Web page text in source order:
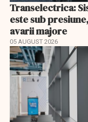
Transelectrica:
este sub
avarii majore
05 AUGUST 2026